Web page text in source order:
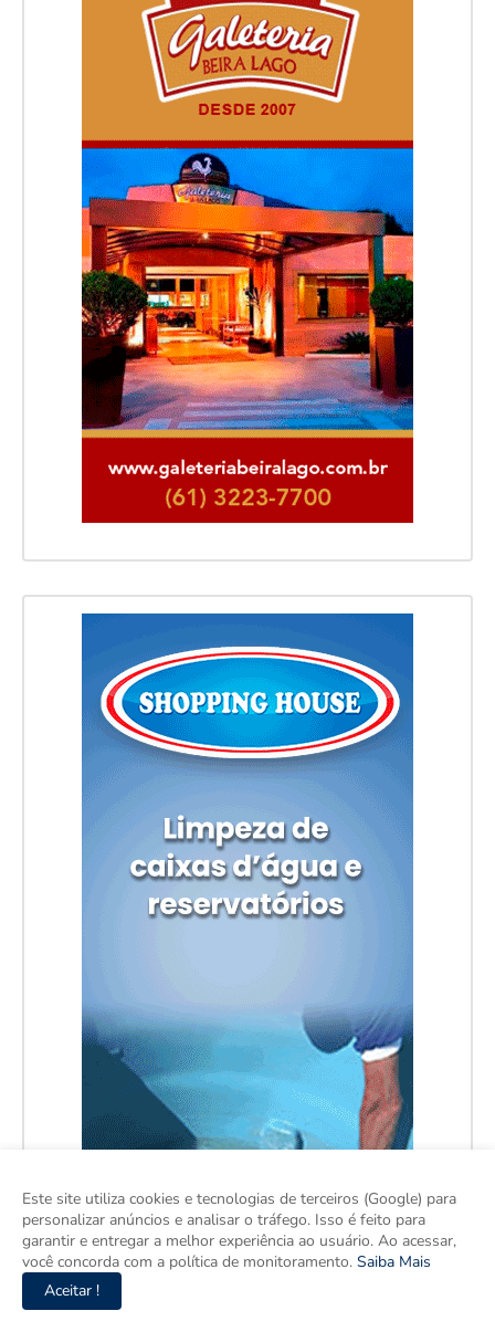
Este site utiliza cookies e tecnologias de terceiros (Google) para
personalizar anúncios e analisar o tráfego. Isso é feito para
garantir e entregar a melhor experiência ao usuário. Ao acessar,
você concorda com a política de monitoramento. Saiba Mais
Aceitar !